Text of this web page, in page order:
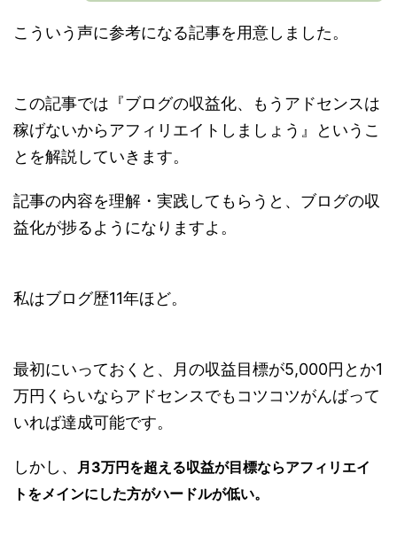
こういう声に参考になる記事を用意しました。
この記事では『ブログの収益化、もうアドセンスは
稼げないからアフィリエイトしましょう』というこ
とを解説していきます。
記事の内容を理解・実践してもらうと、ブログの収
益化が捗るようになりますよ。
私はブログ歴11年ほど。
最初にいっておくと、月の収益目標が5,000円とか1
万円くらいならアドセンスでもコツコツがんばって
いれば達成可能です。
しかし、
月3万円を超える収益が目標ならアフィリエイ
トをメインにした方がハードルが低い。